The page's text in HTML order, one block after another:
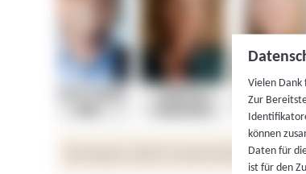
Vielen Dank
Zur
können
Daten für
ist für den